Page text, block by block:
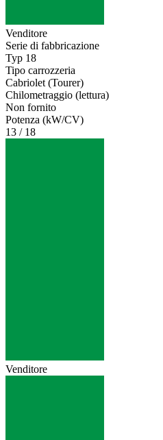
Venditore
Serie di fabbricazione
Typ 18
Tipo carrozzeria
Cabriolet (Tourer)
Chilometraggio (lettura)
Non fornito
Potenza (kW/CV)
13 / 18
Venditore